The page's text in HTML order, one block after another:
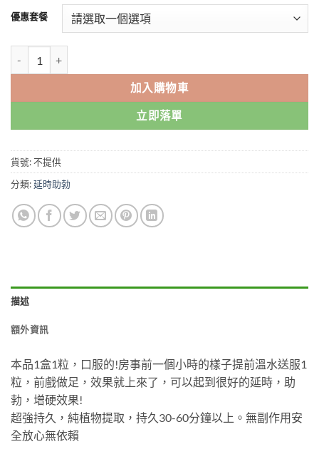
$279.00
through
優惠套餐
加入購物車
立即落單
貨號:不提供
分類:延時助勃
描述
額外資訊
本品1盒1粒，口服的!房事前一個小時的樣子提前溫水送服1
粒，前戲做足，效果就上來了，可以起到很好的延時，助
勃，增硬效果!
超強持久，純植物提取，持久30-60分鐘以上。無副作用安
全放心無依賴